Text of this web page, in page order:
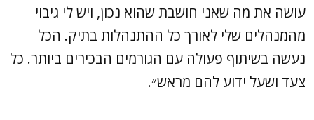
עושה את מה שאני חושבת שהוא נכון, ויש לי גיבוי
מהמנהלים שלי לאורך כל ההתנהלות בתיק. הכל
נעשה בשיתוף פעולה עם הגורמים הבכירים ביותר. כל
צעד ושעל ידוע להם מראש״.